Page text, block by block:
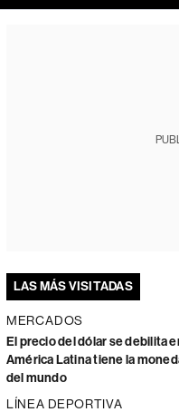
LAS MÁS VISITADAS
MERCADOS
El precio del dólar se debilita
América Latina tiene la
del mundo
LÍNEA DEPORTIVA